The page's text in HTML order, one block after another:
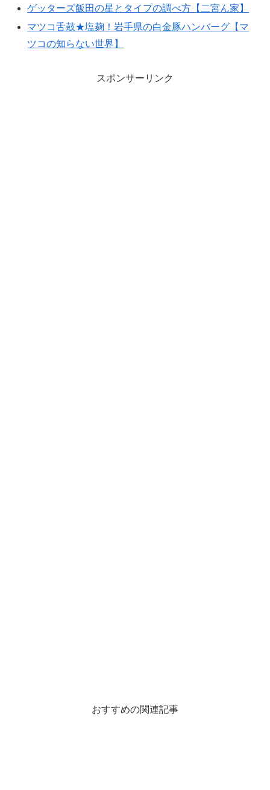
ゲッターズ飯田の星とタイプの調べ方【二宮ん家】
マツコ舌鼓★塩麹！岩手県の白金豚ハンバーグ【マ
ツコの知らない世界】
スポンサーリンク
おすすめの関連記事